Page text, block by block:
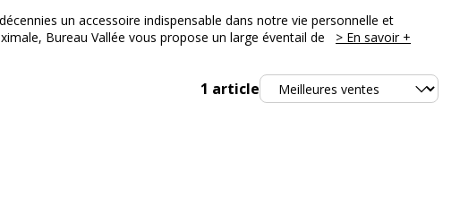
un accessoire indispensable dans notre vie personnelle et
Bureau Vallée vous propose un large éventail de
> En savoir +
1 articleTrier